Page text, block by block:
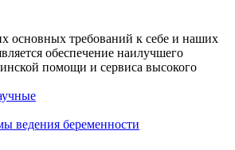
основных требований к себе и наших
обеспечение наилучшего
помощи и сервиса высокого
ведения беременности